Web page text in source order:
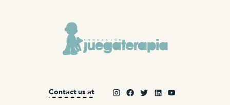
Contact us at